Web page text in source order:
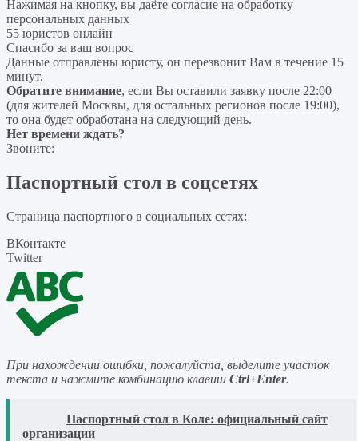
Нажимая на кнопку, вы даёте согласие на обработку
персональных данных
55 юристов онлайн
Спасибо за ваш вопрос
Данные отправлены юристу, он перезвонит Вам в течение 15
минут.
Обратите внимание, если Вы оставили заявку после 22:00
(для жителей Москвы, для остальных регионов после 19:00),
то она будет обработана на следующий день.
Нет времени ждать?
Звоните:
Паспортный стол в соцсетях
Страница паспортного в социальных сетях:
ВКонтакте
Twitter
При нахождении ошибки, пожалуйста, выделите участок
текста и нажмите комбинацию клавиш Ctrl+Enter.
Паспортный стол в Коле: официальный сайт
организации